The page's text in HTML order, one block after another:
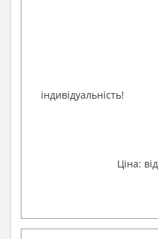
індивідуальність!
Ціна: від